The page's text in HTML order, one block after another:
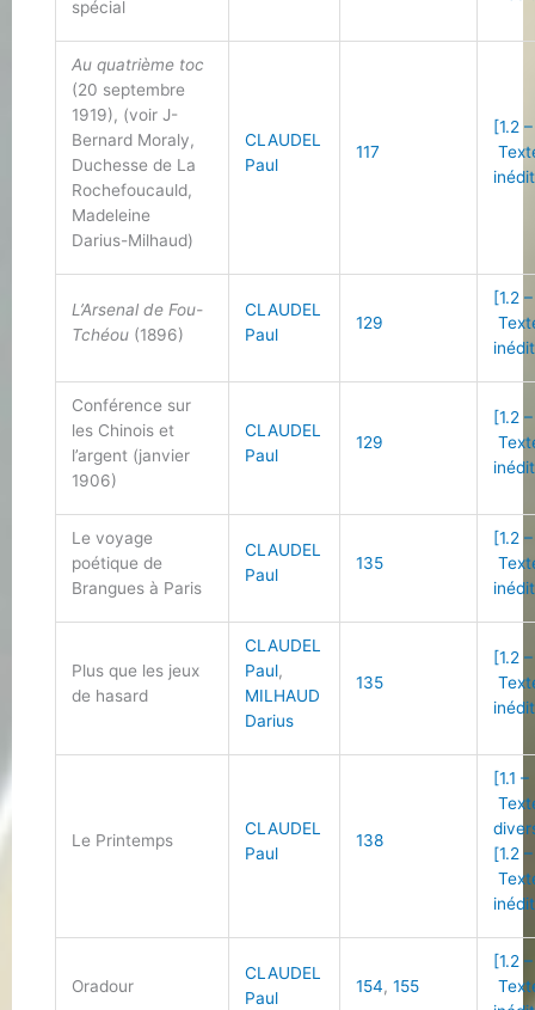
spécial
Au quatrième toc
(20 septembre
1919), (voir J-
Bernard Moraly,
Duchesse de La
Rochefoucauld,
Madeleine
Darius-Milhaud)
CLAUDEL
Paul
117
[1.2 –
L’Arsenal de Fou-
Tchéou (1896)
CLAUDEL
Paul
129
[1.2 –
Conférence sur
les Chinois et
l’argent (janvier
1906)
CLAUDEL
Paul
129
[1.2 –
Le voyage
poétique de
Brangues à Paris
CLAUDEL
Paul
135
[1.2 –
Plus que les jeux
de hasard
CLAUDEL
Paul,
MILHAUD
Darius
135
[1.2 –
Le Printemps
CLAUDEL
Paul
138
[1.1 –
[1.2 –
Oradour
CLAUDEL
Paul
154,155
[1.2 –